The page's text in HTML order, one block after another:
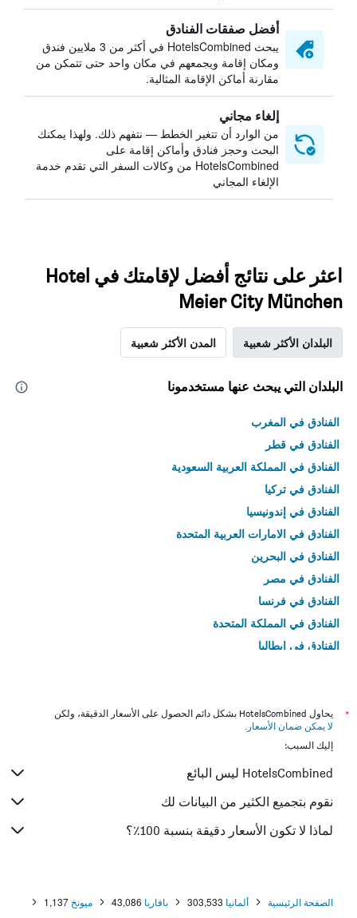
أفضل صفقات الفنادق
يبحث HotelsCombined في أكثر من 3 ملايين فندق
ومكان إقامة ويجمعهم في مكان واحد حتى تتمكن من
مقارنة أماكن الإقامة المثالية.
إلغاء مجاني
من الوارد أن تتغير الخطط — نتفهم ذلك. ولهذا يمكنك
البحث وحجز فنادق وأماكن إقامة على
HotelsCombined من وكالات السفر التي تقدم خدمة
الإلغاء المجاني
اعثر على نتائج أفضل لإقامتك في Hotel
Meier City München
البلدان الأكثر شعبية المدن الأكثر شعبية
البلدان التي يبحث عنها مستخدمونا
الفنادق في المغرب
الفنادق في قطر
الفنادق في المملكة العربية السعودية
الفنادق في تركيا
الفنادق في إندونيسيا
الفنادق في الامارات العربية المتحدة
الفنادق في البحرين
الفنادق في مصر
الفنادق في فرنسا
الفنادق في المملكة المتحدة
الفنادق في إيطاليا
*
يحاول HotelsCombined بشكل دائم الحصول على الأسعار الدقيقة، ولكن
لا يمكن ضمان الأسعار .
إليك السبب:
HotelsCombined ليس البائع
نقوم بتجميع الكثير من البيانات لك
لماذا لا تكون الأسعار دقيقة بنسبة 100٪؟
الصفحة الرئيسية ألمانيا 303,533 بافاريا 43,086 ميونخ 1,137